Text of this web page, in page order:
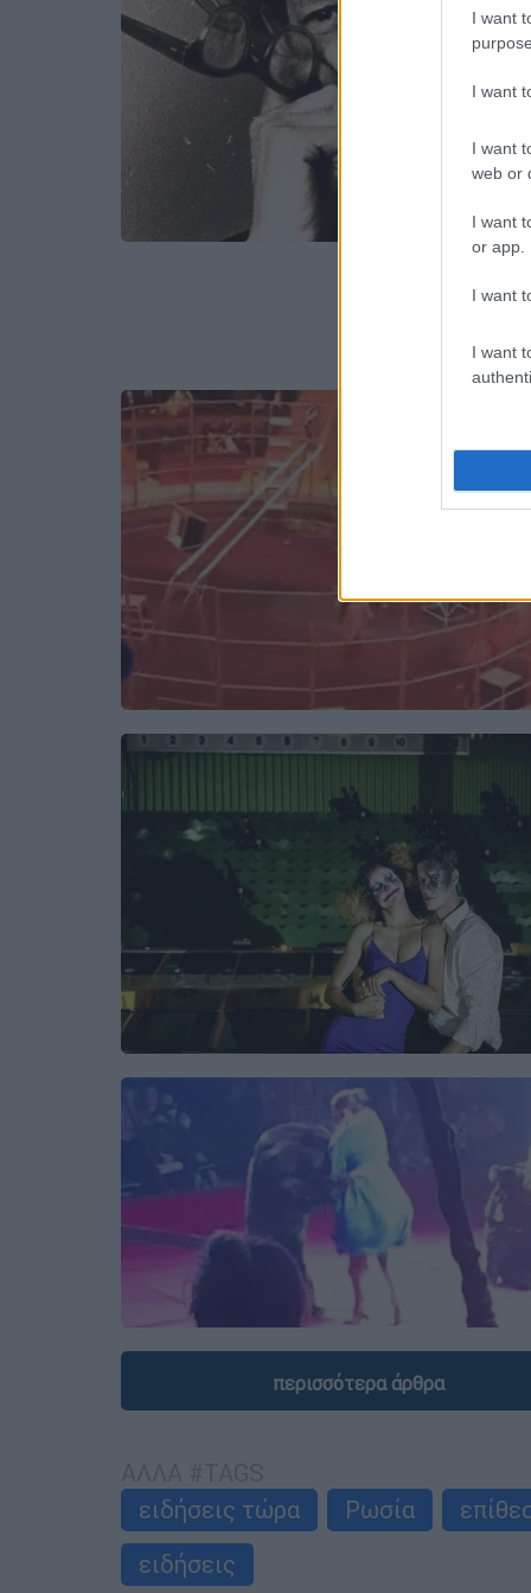
I want
I want
I want
web or
I want
or app.
I want
I want
περισσότερα άρθρα
ειδήσεις τώρα
Ρωσία
ειδήσεις